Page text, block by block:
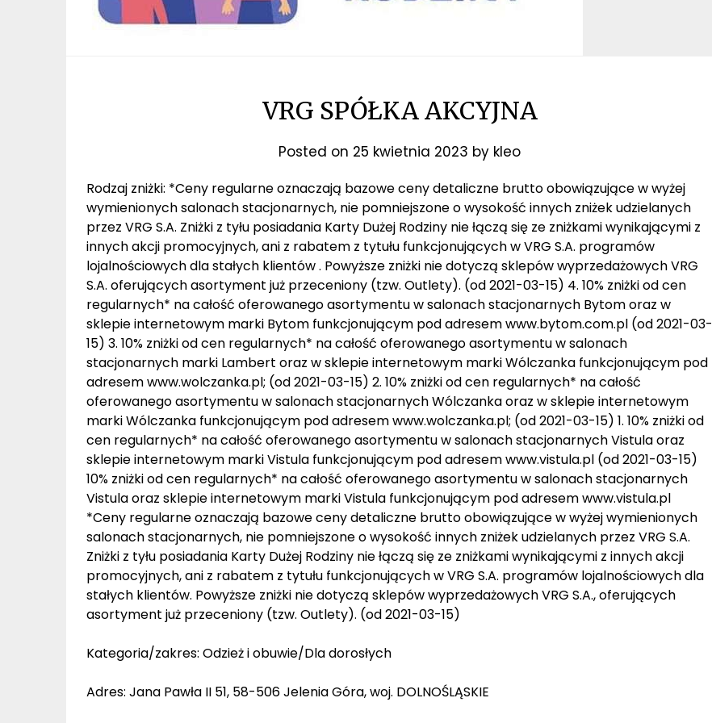
VRG SPÓŁKA AKCYJNA
Posted on 25 kwietnia 2023 by kleo
Rodzaj zniżki: *Ceny regularne oznaczają bazowe ceny detaliczne brutto obowiązujące w wyżej
wymienionych salonach stacjonarnych, nie pomniejszone o wysokość innych zniżek udzielanych
przez VRG S.A. Zniżki z tyłu posiadania Karty Dużej Rodziny nie łączą się ze zniżkami wynikającymi z
innych akcji promocyjnych, ani z rabatem z tytułu funkcjonujących w VRG S.A. programów
lojalnościowych dla stałych klientów . Powyższe zniżki nie dotyczą sklepów wyprzedażowych VRG
S.A. oferujących asortyment już przeceniony (tzw. Outlety). (od 2021-03-15) 4. 10% zniżki od cen
regularnych* na całość oferowanego asortymentu w salonach stacjonarnych Bytom oraz w
sklepie internetowym marki Bytom funkcjonującym pod adresem www.bytom.com.pl (od 2021-03-
15) 3. 10% zniżki od cen regularnych* na całość oferowanego asortymentu w salonach
stacjonarnych marki Lambert oraz w sklepie internetowym marki Wólczanka funkcjonującym pod
adresem www.wolczanka.pl; (od 2021-03-15) 2. 10% zniżki od cen regularnych* na całość
oferowanego asortymentu w salonach stacjonarnych Wólczanka oraz w sklepie internetowym
marki Wólczanka funkcjonującym pod adresem www.wolczanka.pl; (od 2021-03-15) 1. 10% zniżki od
cen regularnych* na całość oferowanego asortymentu w salonach stacjonarnych Vistula oraz
sklepie internetowym marki Vistula funkcjonującym pod adresem www.vistula.pl (od 2021-03-15)
10% zniżki od cen regularnych* na całość oferowanego asortymentu w salonach stacjonarnych
Vistula oraz sklepie internetowym marki Vistula funkcjonującym pod adresem www.vistula.pl
*Ceny regularne oznaczają bazowe ceny detaliczne brutto obowiązujące w wyżej wymienionych
salonach stacjonarnych, nie pomniejszone o wysokość innych zniżek udzielanych przez VRG S.A.
Zniżki z tyłu posiadania Karty Dużej Rodziny nie łączą się ze zniżkami wynikającymi z innych akcji
promocyjnych, ani z rabatem z tytułu funkcjonujących w VRG S.A. programów lojalnościowych dla
stałych klientów. Powyższe zniżki nie dotyczą sklepów wyprzedażowych VRG S.A., oferujących
asortyment już przeceniony (tzw. Outlety). (od 2021-03-15)
Kategoria/zakres: Odzież i obuwie/Dla dorosłych
Adres: Jana Pawła II 51, 58-506 Jelenia Góra, woj. DOLNOŚLĄSKIE